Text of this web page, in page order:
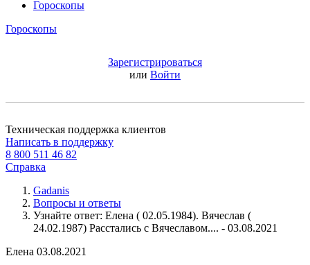
Гороскопы
Гороскопы
Зарегистрироваться
или Войти
Техническая поддержка клиентов
Написать в поддержку
8 800 511 46 82
Справка
Gadanis
Вопросы и ответы
Узнайте ответ: Елена ( 02.05.1984). Вячеслав (
24.02.1987) Расстались с Вячеславом.... - 03.08.2021
Елена 03.08.2021